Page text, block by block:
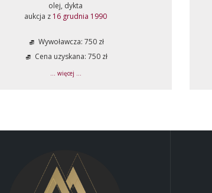
olej, dykta
aukcja z 16 grudnia 1990
Wywoławcza: 750 zł
Cena uzyskana: 750 zł
... więcej ...